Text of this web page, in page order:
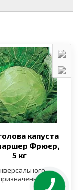
капуста
Фрюєр,
5 кг